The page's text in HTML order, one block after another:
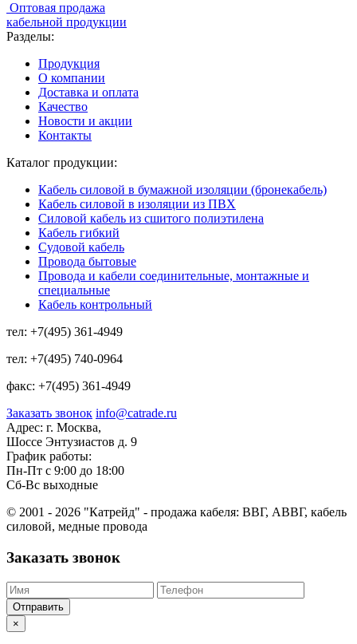
Оптовая продажа
кабельной продукции
Разделы:
Продукция
О компании
Доставка и оплата
Качество
Новости и акции
Контакты
Каталог продукции:
Кабель силовой в бумажной изоляции (бронекабель)
Кабель силовой в изоляции из ПВХ
Силовой кабель из сшитого полиэтилена
Кабель гибкий
Судовой кабель
Провода бытовые
Провода и кабели соединительные, монтажные и
специальные
Кабель контрольный
тел: +7(495) 361-4949
тел: +7(495) 740-0964
факс: +7(495) 361-4949
Заказать звонок info@catrade.ru
Адрес: г. Москва,
Шоссе Энтузиастов д. 9
График работы:
Пн-Пт с 9:00 до 18:00
Сб-Вс выходные
© 2001 - 2026 "Катрейд" - продажа кабеля: ВВГ, АВВГ, кабель
силовой, медные провода
Заказать звонок
Отправить
×